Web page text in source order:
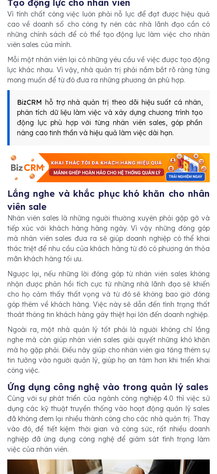
Tạo động lực cho nhân viên
Vì tính chất công việc luôn phải nỗ lực để đạt được hiệu quả
cao về doanh số cho công ty nên các nhà lãnh đạo cần có
những chính sách để có thể tạo động lực làm việc cho nhân
viên sales của mình.
Mỗi một nhân viên lại có những yêu cầu về việc được tạo động
lực khác nhau. Vì vậy, nhà quản trị phải nắm bắt rõ ràng từng
mong muốn để từ đó đưa ra những phương án phù hợp.
BizCRM hỗ trợ nhà quản trị theo dõi hiệu suất cá nhân,
phân tích dữ liệu làm việc và xây dựng chương trình tạo
động lực phù hợp với từng nhân viên sales, góp phần
nâng cao tinh thần và hiệu quả làm việc dài hạn.
Lắng nghe và khắc phục khó khăn cho nhân
viên sale
Nhân viên sales là những người thường xuyên phải gặp gỡ và
tiếp xúc với khách hàng hàng ngày. Vì vậy những đóng góp
mà nhân viên sales đưa ra sẽ giúp doanh nghiệp có thể khai
thác triệt để nhu cầu của khách hàng từ đó có phương án thỏa
mãn khách hàng tối ưu.
Ngược lại, nếu những lời đóng góp từ nhân viên sales không
nhận được phản hồi tích cực từ những nhà lãnh đạo sẽ khiến
cho họ cảm thấy thất vọng và từ đó sẽ không bao giờ đóng
góp thêm về khách hàng. Việc này sẽ dẫn đến tình trạng thất
thoát thông tin khách hàng gây thiệt hại lớn đến doanh nghiệp.
Ngoài ra, một nhà quản lý tốt phải là người không chỉ lắng
nghe mà còn giúp nhân viên sales giải quyết những khó khăn
mà họ gặp phải. Điều này giúp cho nhân viên gia tăng thêm sự
tin tưởng vào người quản lý, giúp họ an tâm hơn khi triển khai
công việc.
Ứng dụng công nghệ vào trong quản lý sales
Cùng với sự phát triển của ngành công nghiệp 4.0 thì việc sử
dụng các kỹ thuật truyền thống vào hoạt động quản lý sales
đã không đem lại nhiều thành công cho các nhà quản trị. Thay
vào đó, để tiết kiệm thời gian và công sức, rất nhiều doanh
nghiệp đã ứng dụng công nghệ để giám sát tình trạng làm
việc của nhân viên.